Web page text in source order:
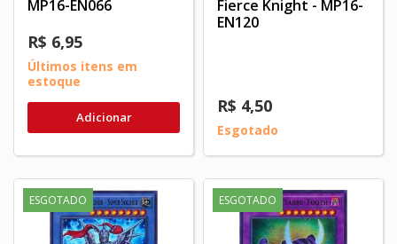
MP16-EN066
R$ 6,95
Últimos itens em
estoque
Adicionar
Fierce Knight - MP16-
EN120
R$ 4,50
Esgotado
ESGOTADO ESGOTADO